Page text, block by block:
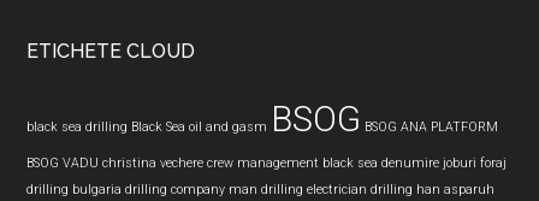
ETICHETE CLOUD
black sea drilling Black Sea oil and gasm BSOG BSOG ANA PLATFORM
BSOG VADU christina vechere crew management black sea denumire joburi foraj
drilling bulgaria drilling company man drilling electrician drilling han asparuh